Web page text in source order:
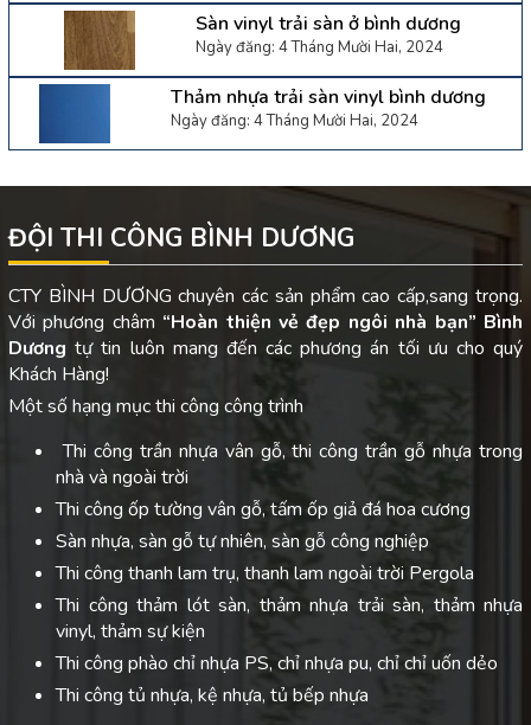
Sàn vinyl trải sàn ở bình dương
Ngày đăng: 4 Tháng Mười Hai, 2024
Thảm nhựa trải sàn vinyl bình dương
Ngày đăng: 4 Tháng Mười Hai, 2024
ĐỘI THI CÔNG BÌNH DƯƠNG
CTY BÌNH DƯƠNG chuyên các sản phẩm cao cấp,sang trọng.
Với phương châm “Hoàn thiện vẻ đẹp ngôi nhà bạn” Bình
Dươngtự tin luôn mang đến các phương án tối ưu cho quý
Khách Hàng!
Một số hạng mục thi công công trình
Thi công trần nhựa vân gỗ, thi công trần gỗ nhựa trong
nhà và ngoài trời
Thi công ốp tường vân gỗ, tấm ốp giả đá hoa cương
Sàn nhựa, sàn gỗ tự nhiên, sàn gỗ công nghiệp
Thi công thanh lam trụ, thanh lam ngoài trời Pergola
Thi công thảm lót sàn, thảm nhựa trải sàn, thảm nhựa
vinyl, thảm sự kiện
Thi công phào chỉ nhựa PS, chỉ nhựa pu, chỉ chỉ uốn dẻo
Thi công tủ nhựa, kệ nhựa, tủ bếp nhựa